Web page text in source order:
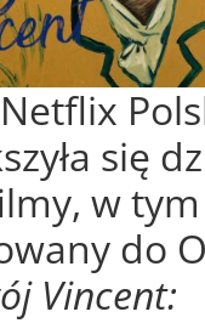
się
w
do
Vincent: